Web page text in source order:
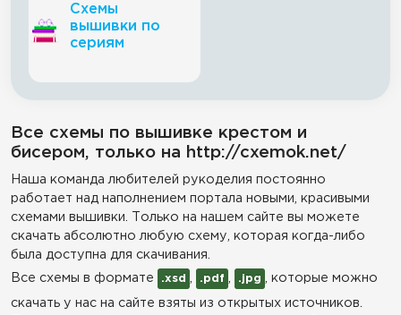
Схемы
вышивки по
сериям
Все схемы по вышивке крестом и
бисером, только на http://cxemok.net/
Наша команда любителей рукоделия постоянно
работает над наполнением портала новыми, красивыми
схемами вышивки. Только на нашем сайте вы можете
скачать абсолютно любую схему, которая когда-либо
была доступна для скачивания.
Все схемы в формате
.xsd .pdf .jpg , которые можно
скачать у нас на сайте взяты из открытых источников.